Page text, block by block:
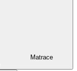
Matrace